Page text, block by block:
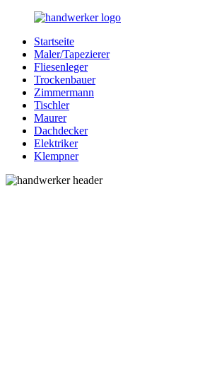
Zurück
Inhalt
Bessere-
Handwerker.de
Handwerker
Ihrer
Nähe
Startseite
Maler/Tapezierer
Fliesenleger
Trockenbauer
Zimmermann
Tischler
Maurer
Dachdecker
Elektriker
Klempner